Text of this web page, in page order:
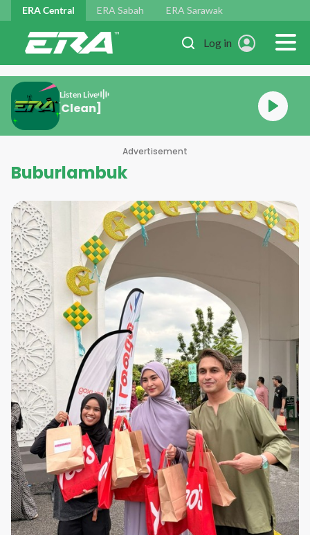
Skip to main content
ERA Central ERA Sabah ERA Sarawak
Log in
Listen Live
[Clean]
Advertisement
Buburlambuk